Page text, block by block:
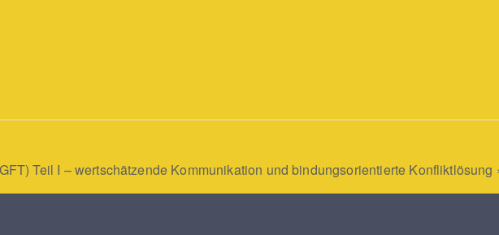
Teil I – wertschätzende Kommunikation und bindungsorientierte Konfliktlösung